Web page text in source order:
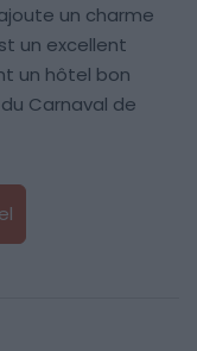
un charme
un excellent
un hôtel bon
Carnaval de